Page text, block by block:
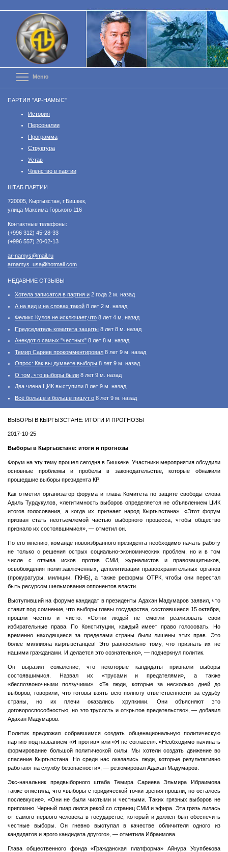
к
основному
содержанию
Меню
ПАРТИЯ "АР-НАМЫС"
История
Персоналии
Программа
Структура
Устав
Членство в партии
ШТАБ ПАРТИИ
​720005, Кыргызстан, г.Бишкек,
улица Максима Горького 116
Контактные телефоны:
(+996 312) 45-28-33
(+996 557) 20-02-13
ar-namys@mail.ru
arnamys_usa@hotmail.com
НЕДАВНИЕ ОТЗЫВЫ
Хотела записатся в партия и 2 года 2 м. назад
А на вид и на словах такой 8 лет 2 м. назад
Феликс Кулов не исключает,что 8 лет 4 м. назад
Председатель комитета защиты 8 лет 8 м. назад
Анекдот о самых "честных" 8 лет 8 м. назад
Темир Сариев прокомментировал 8 лет 9 м. назад
Опрос: Как вы думаете выборы 8 лет 9 м. назад
О том, что выборы были 8 лет 9 м. назад
Два члена ЦИК выступили 8 лет 9 м. назад
Всё больше и больше пишут о 8 лет 9 м. назад
ВЫБОРЫ В КЫРГЫЗСТАНЕ: ИТОГИ И ПРОГНОЗЫ
2017-10-25
Выборы в Кыргызстане: итоги и прогнозы
Форум на эту тему прошел сегодня в Бишкеке. Участники мероприятия обсудили
основные проблемы и пробелы в законодательстве, которые обнажили
прошедшие выборы президента КР.
Как отметил организатор форума и глава Комитета по защите свободы слова
Адиль Турдукулов, «легитимность выборов определяется не объявлением ЦИК
итогов голосования, а когда их признает народ Кыргызстана». «Этот форум
призван стать неотъемлемой частью выборного процесса, чтобы общество
признало их состоявшимися», — отметил он.
По его мнению, команде новоизбранного президента необходимо начать работу
не только с решения острых социально-экономических проблем, но и в том
числе с отзыва исков против СМИ, журналистов и правозащитников,
освобождения политзаключенных, деполитизации правоохранительных органов
(прокуратуры, милиции, ГКНБ), а также реформы ОТРК, чтобы они перестал
быть ресурсом шельмования оппонентов власти.
Выступивший на форуме кандидат в президенты Адахан Мадумаров заявил, что
ставит под сомнение, что выборы главы государства, состоявшиеся 15 октября,
прошли честно и чисто. «Сотни людей не смогли реализовать свои
избирательные права. По Конституции, каждый имеет право голосовать. Но
временно находящиеся за пределами страны были лишены этих прав. Это
более миллиона кыргызстанцев! Это равносильно тому, что признать их не
нашими гражданами. И делается это сознательно», — подчеркнул политик.
Он выразил сожаление, что некоторые кандидаты признали выборы
состоявшимися. Назвал их «трусами и предателями», а также
«беспозвоночными ползучими». «Те люди, которые за несколько дней до
выборов, говорили, что готовы взять всю полноту ответственности за судьбу
страны, но их плечи оказались хрупкими. Они объясняют это
договороспособностью, но это трусость и открытое предательство», — добавил
Адахан Мадумаров.
Политик предложил собравшимся создать общенациональную политическую
партию под названием «Я против» или «Я не согласен». «Необходимо начинать
формирование большой политической силы. Мы хотели создать движение во
спасение Кыргызстана. Но среди нас оказались люди, которые результативно
работают на службу безопасности», — резюмировал Адахан Мадумаров.
Экс-начальник предвыборного штаба Темира Сариева Эльмира Ибраимова
также отметила, что «выборы с юридической точки зрения прошли, но осталось
послевкусие». «Они не были чистыми и честными. Таких грязных выборов не
припомню. Черный пиар лился рекой со страниц СМИ и эфира. Эта грязь лилась
от самого первого человека в государстве, который и должен был обеспечить
честные выборы. Он гневно выступал в качестве обличителя одного из
кандидатов и ярого кандидата другого», — отметила Ибраимова.
Глава общественного фонда «Гражданская платформа» Айнура Усупбекова